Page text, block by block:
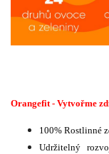
Orangefit - Vytvořme
100% Rostlinné
Udržitelný